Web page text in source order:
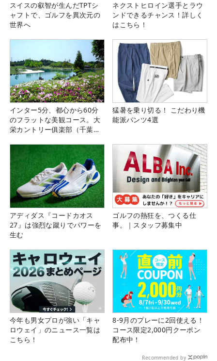
スイスの叡智が生んだTPTシ
ャフトで、ゴルフを異次元の
世界へ
ネクストヒロイン選手とラウ
ンドできるチャンス！詳しく
はこちら！
インター5分、都心から60分
のフラットな美観コース。大
栄カントリー俱楽部（千葉
猛暑を乗り切る！ こだわり機
能派パンツ4選
アディダス『コードカオス
27』は強烈な蹴りでパワーを
生む
ゴルフの熱狂を、つくる仕
事。｜スタッフ募集中
今年も男女プロが強い「キャ
ロウェイ」のニュース一覧は
こちら！
8-9月のプレーに2回使える！
コース限定2,000円クーポン
配布中！
Recommended by